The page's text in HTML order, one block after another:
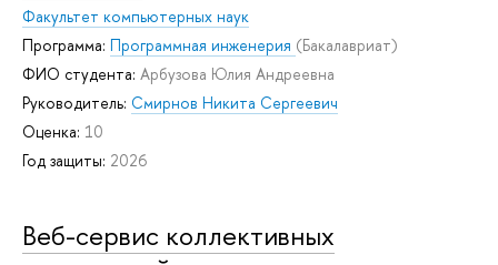
Факультет компьютерных наук
Программа: Программная инженерия (Бакалавриат)
ФИО студента: Арбузова Юлия Андреевна
Руководитель: Смирнов Никита Сергеевич
Оценка: 10
Год защиты: 2026
Веб-сервис коллективных